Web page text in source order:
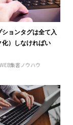
ョンタグは全て入
化）しなければい
WEB集客ノウハウ